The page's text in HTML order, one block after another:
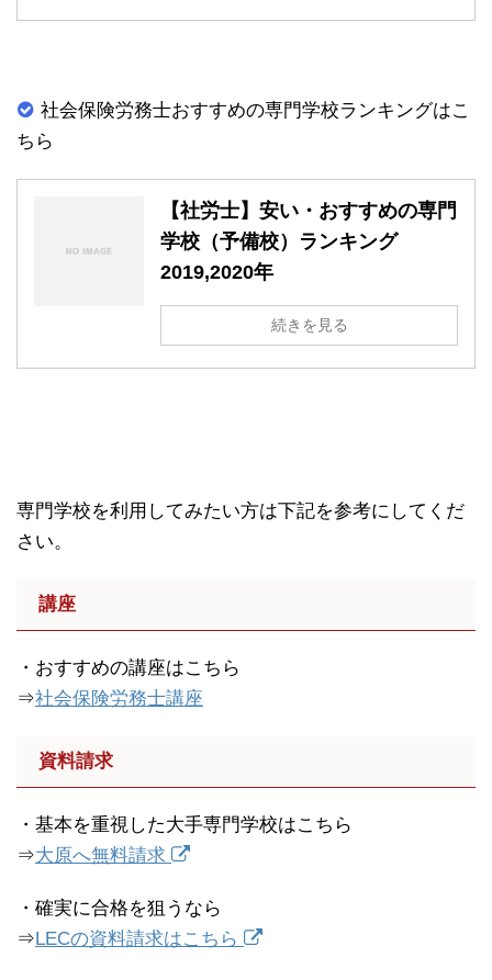
社会保険労務士おすすめの専門学校ランキングはこ
ちら
【社労士】安い・おすすめの専門
学校（予備校）ランキング
2019,2020年
続きを見る
専門学校を利用してみたい方は下記を参考にしてくだ
さい。
講座
・おすすめの講座はこちら
⇒社会保険労務士講座
資料請求
・基本を重視した大手専門学校はこちら
⇒大原へ無料請求
・確実に合格を狙うなら
⇒LECの資料請求はこちら